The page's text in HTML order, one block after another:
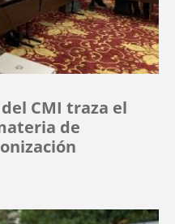
CMI traza el
de